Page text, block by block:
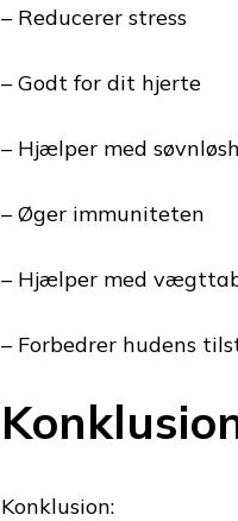
– Reducerer stress
– Godt for dit hjerte
– Hjælper med
– Øger immuniteten
– Hjælper med
– Forbedrer hudens
Konklusion: